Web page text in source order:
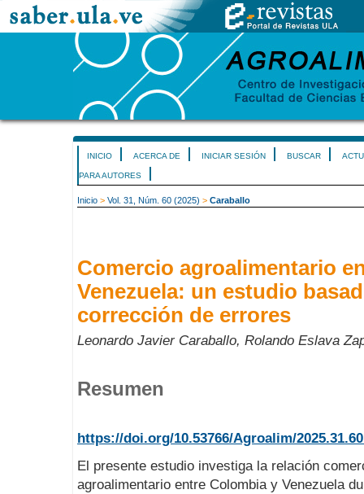
INICIO ACERCA DE INICIAR SESIÓN BUSCAR
PARA AUTORES
Inicio > Vol. 31, Núm. 60 (2025) > Caraballo
Comercio agroalimentario
Venezuela: un estudio
corrección de errores
Leonardo Javier Caraballo, Rolando Eslava
Resumen
https://doi.org/10.53766/Agroalim/
El presente estudio investiga la relación
agroalimentario entre Colombia y Venezuela